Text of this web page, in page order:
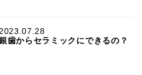
2023.07.28
歯からセラミックにできるの？